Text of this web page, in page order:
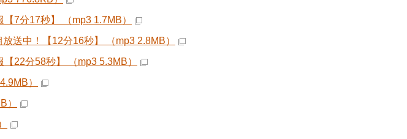
7分17秒】 （mp3 1.7MB）
送中！【12分16秒】 （mp3 2.8MB）
22分58秒】 （mp3 5.3MB）
）
）